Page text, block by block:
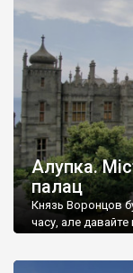
Алупка.
палац
Князь Воронцов
часу, але